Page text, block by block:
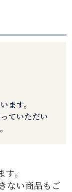
ます。
ていただい
。
ない商品もご